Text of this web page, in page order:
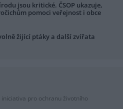
jsou kritické. ČSOP ukazuje,
pomoci veřejnost i obce
žijící ptáky a další zvířata
iniciativa pro ochranu životního